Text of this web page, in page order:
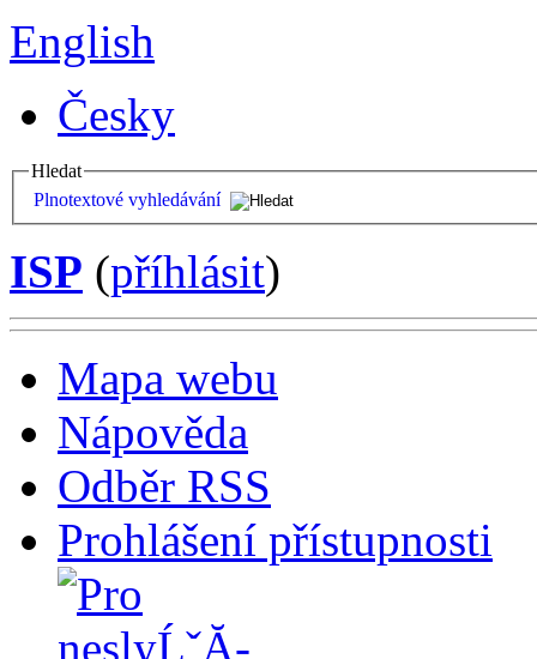
English
Česky
Hledat
Plnotextové vyhledávání
ISP (příhlásit)
Mapa webu
Nápověda
Odběr RSS
Prohlášení přístupnosti